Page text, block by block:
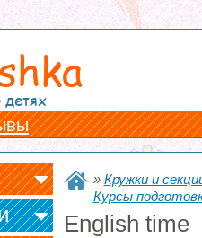
» Кружки и
Курсы
English time